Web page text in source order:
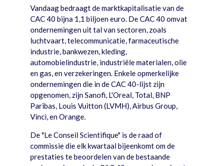
Vandaag bedraagt de marktkapitalisatie van de
CAC 40 bijna 1,1 biljoen euro. De CAC 40 omvat
ondernemingen uit tal van sectoren, zoals
luchtvaart, telecommunicatie, farmaceutische
industrie, bankwezen, kleding,
automobielindustrie, industriële materialen, olie
en gas, en verzekeringen. Enkele opmerkelijke
ondernemingen die in de CAC 40-lijst zijn
opgenomen, zijn Sanofi, L'Oreal, Total, BNP
Paribas, Louis Vuitton (LVMH), Airbus Group,
Vinci, en Orange.
De "Le Conseil Scientifique" is de raad of
commissie die elk kwartaal bijeenkomt om de
prestaties te beoordelen van de bestaande